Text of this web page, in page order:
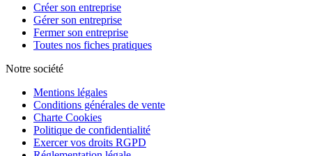
Créer son entreprise
Gérer son entreprise
Fermer son entreprise
Toutes nos fiches pratiques
Notre société
Mentions légales
Conditions générales de vente
Charte Cookies
Politique de confidentialité
Exercer vos droits RGPD